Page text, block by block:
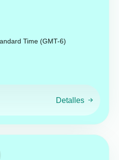
Time (GMT-6)
Detalles